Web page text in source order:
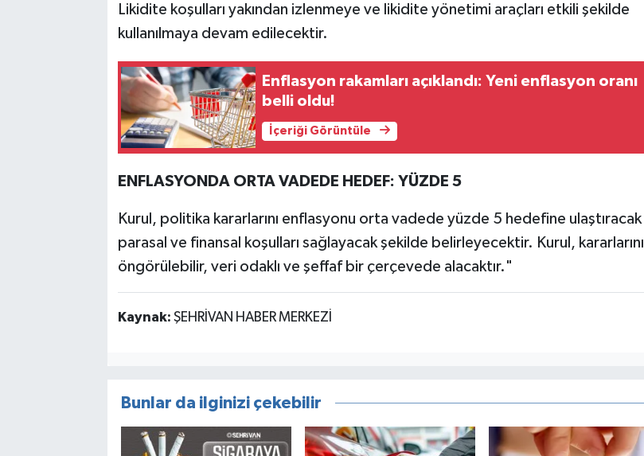
Likidite koşulları yakından izlenmeye ve likidite yönetimi araçları etkili şekilde
kullanılmaya devam edilecektir.
Enflasyon rakamları açıklandı: Yeni enflasyon oranı
belli oldu!
İçeriği Görüntüle
ENFLASYONDA ORTA VADEDE HEDEF: YÜZDE 5
Kurul, politika kararlarını enflasyonu orta vadede yüzde 5 hedefine ulaştıracak
parasal ve finansal koşulları sağlayacak şekilde belirleyecektir. Kurul, kararlarını
öngörülebilir, veri odaklı ve şeffaf bir çerçevede alacaktır."
Kaynak: ŞEHRİVAN HABER MERKEZİ
Bunlar da ilginizi çekebilir